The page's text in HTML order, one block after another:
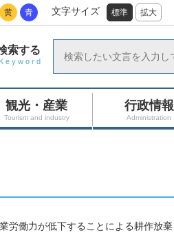
黄 青 文字サイズ 標準 拡大
索する
観光・産業
Tourism and industry
行政情報
Administration
労働力が低下することによる耕作放棄